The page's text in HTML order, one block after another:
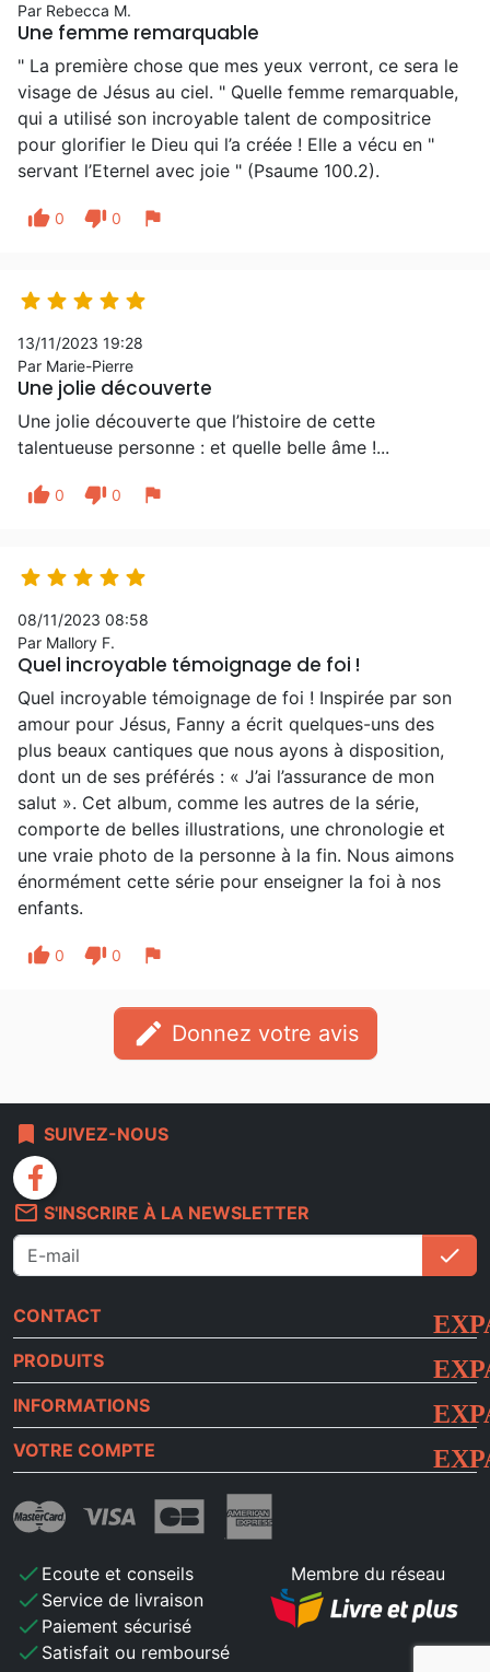
Par Rebecca M.
Une femme remarquable
" La première chose que mes yeux verront, ce sera le
visage de Jésus au ciel. " Quelle femme remarquable,
qui a utilisé son incroyable talent de compositrice
pour glorifier le Dieu qui l’a créée ! Elle a vécu en "
servant l’Eternel avec joie " (Psaume 100.2).
thumb_up 0 thumb_down 0 flag
    
13/11/2023 19:28
Par Marie-Pierre
Une jolie découverte
Une jolie découverte que l’histoire de cette
talentueuse personne : et quelle belle âme !...
thumb_up 0 thumb_down 0 flag
    
08/11/2023 08:58
Par Mallory F.
Quel incroyable témoignage de foi !
Quel incroyable témoignage de foi ! Inspirée par son
amour pour Jésus, Fanny a écrit quelques-uns des
plus beaux cantiques que nous ayons à disposition,
dont un de ses préférés : « J’ai l’assurance de mon
salut ». Cet album, comme les autres de la série,
comporte de belles illustrations, une chronologie et
une vraie photo de la personne à la fin. Nous aimons
énormément cette série pour enseigner la foi à nos
enfants.
thumb_up 0 thumb_down 0 flag
edit Donnez votre avis
bookmark SUIVEZ-NOUS
facebook
mail_outline S'INSCRIRE À LA NEWSLETTER
check
CONTACT
PRODUITS
INFORMATIONS
VOTRE COMPTE
check Ecoute et conseils
check Service de livraison
check Paiement sécurisé
check Satisfait ou remboursé
Membre du réseau